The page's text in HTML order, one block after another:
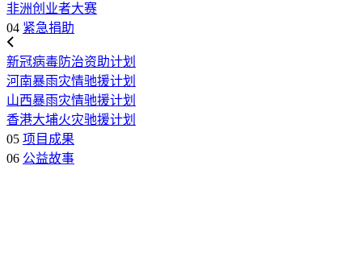
非洲创业者大赛
04 紧急捐助
新冠病毒防治资助计划
河南暴雨灾情驰援计划
山西暴雨灾情驰援计划
香港大埔火灾驰援计划
05 项目成果
06 公益故事